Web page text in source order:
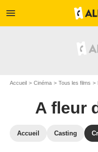
menu
Accueil Cinéma Tous les films
A fleur
Accueil Casting